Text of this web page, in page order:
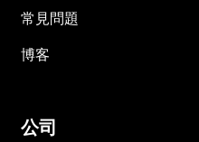
常見問題
博客
公司